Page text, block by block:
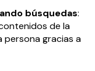
búsquedas:
de la
persona gracias a